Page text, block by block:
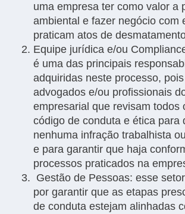
uma empresa ter como valor a
ambiental e fazer negócio com
praticam atos de
Equipe jurídica e/ou
é uma das principais
adquiridas neste processo,
advogados e/ou profissionais
empresarial que revisam todos
código de conduta e ética para
nenhuma infração trabalhista
e para garantir que haja
processos praticados na
Gestão de Pessoas: esse
por garantir que as etapas
de conduta estejam alinhadas